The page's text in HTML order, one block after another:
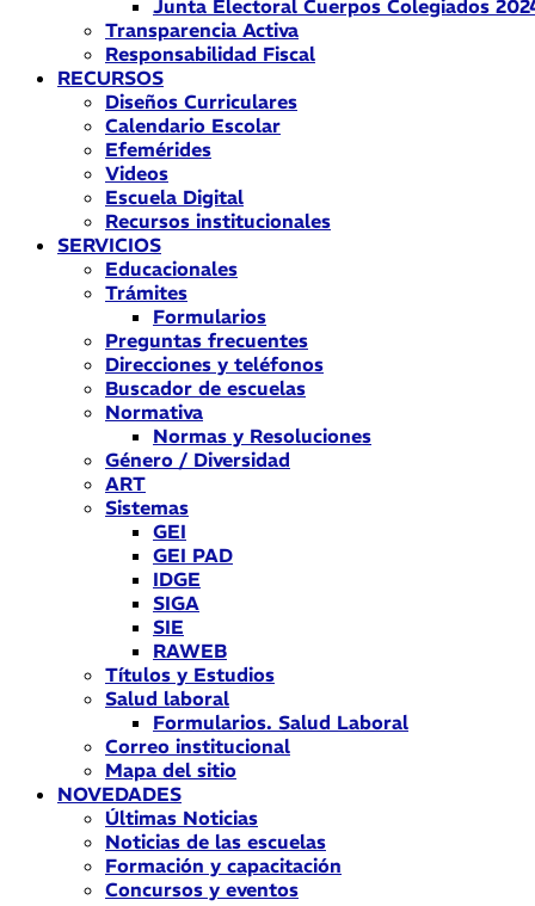
Junta Electoral Cuerpos Colegiados
Transparencia Activa
Responsabilidad Fiscal
RECURSOS
Diseños Curriculares
Calendario Escolar
Efemérides
Videos
Escuela Digital
Recursos institucionales
SERVICIOS
Educacionales
Trámites
Formularios
Preguntas frecuentes
Direcciones y teléfonos
Buscador de escuelas
Normativa
Normas y Resoluciones
Género / Diversidad
ART
Sistemas
GEI
GEI PAD
IDGE
SIGA
SIE
RAWEB
Títulos y Estudios
Salud laboral
Formularios. Salud Laboral
Correo institucional
Mapa del sitio
NOVEDADES
Últimas Noticias
Noticias de las escuelas
Formación y capacitación
Concursos y eventos